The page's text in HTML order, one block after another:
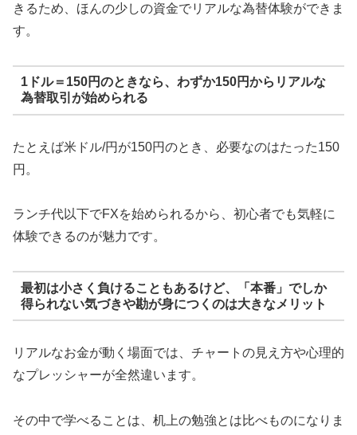
きるため、ほんの少しの資金でリアルな為替体験ができま
す。
1ドル＝150円のときなら、わずか150円からリアルな
為替取引が始められる
たとえば米ドル/円が150円のとき、必要なのはたった150
円。
ランチ代以下でFXを始められるから、初心者でも気軽に
体験できるのが魅力です。
最初は小さく負けることもあるけど、「本番」でしか
得られない気づきや勘が身につくのは大きなメリット
リアルなお金が動く場面では、チャートの見え方や心理的
なプレッシャーが全然違います。
その中で学べることは、机上の勉強とは比べものになりま